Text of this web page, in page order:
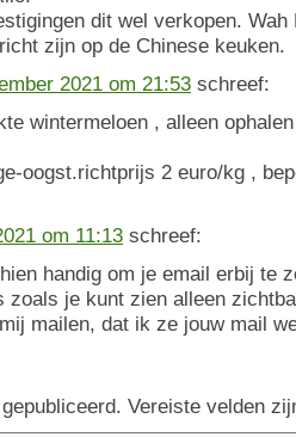
dit wel verkopen. Wah
zijn op de Chinese keuken.
2021 om 21:53 schreef:
wintermeloen , alleen
oogst.richtprijs 2 euro/kg ,
om 11:13 schreef:
handig om je email erbij te
zoals je kunt zien alleen
mailen, dat ik ze jouw mail
Vereiste velden